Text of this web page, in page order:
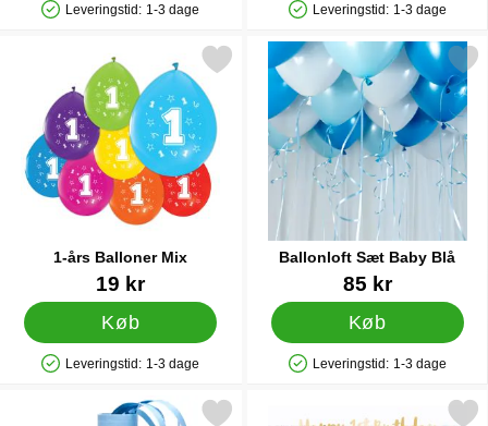
Produkttilgængelighed: På lager
Leveringstid: 1-3 dage
Produkttilgængelighed: På lager
Leveringstid: 1-3 dage
1-års Balloner Mix
Varenr 4107719 kr
Køb
Produkttilgængelighed: På lager
Leveringstid: 1-3 dage
Markér 1-års Balloner Mix som favorit
Ballonloft Sæt Baby Blå
Varenr 2572385 kr
Køb
Produkttilgængelighed: På lager
Leveringstid: 1-3 dage
Markér ballonloft Sæt
Markér lyseblå Serpentiner som favorit
Markér festpakke 1 år